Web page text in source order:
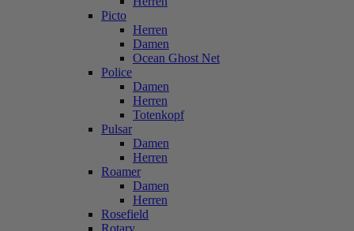
Picto
Herren
Damen
Ocean Ghost Net
Police
Damen
Herren
Totenkopf
Pulsar
Damen
Herren
Roamer
Damen
Herren
Rosefield
Rotary